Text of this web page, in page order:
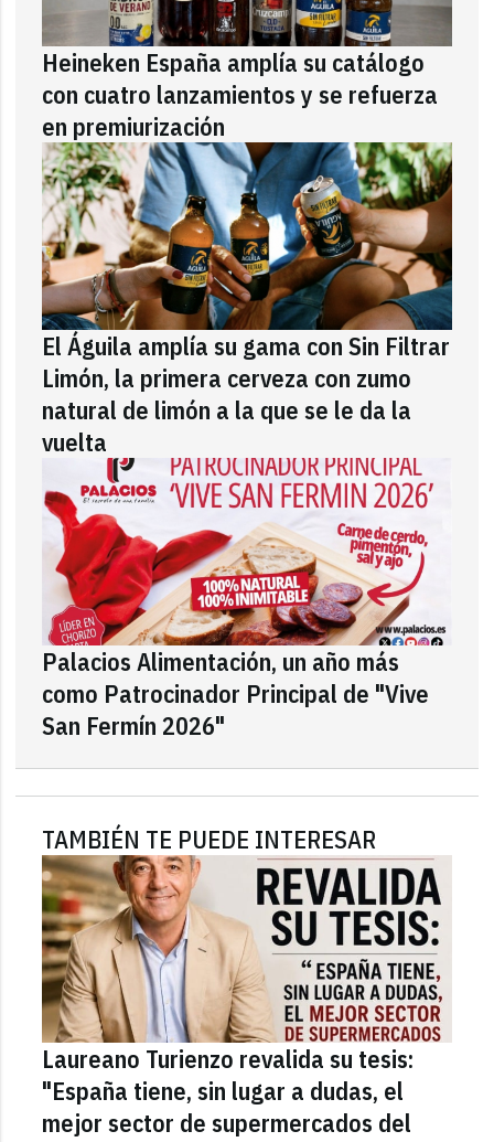
Heineken España amplía su catálogo
con cuatro lanzamientos y se refuerza
en premiurización
El Águila amplía su gama con Sin Filtrar
Limón, la primera cerveza con zumo
natural de limón a la que se le da la
vuelta
Palacios Alimentación, un año más
como Patrocinador Principal de "Vive
San Fermín 2026"
TAMBIÉN TE PUEDE INTERESAR
Laureano Turienzo revalida su tesis:
"España tiene, sin lugar a dudas, el
mejor sector de supermercados del